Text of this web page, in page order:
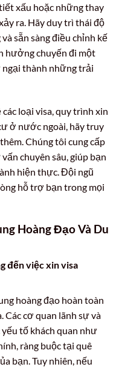
xấu hoặc những thay
ra. Hãy duy trì thái độ
sẵn sàng điều chỉnh kế
hưởng chuyến đi một
thành những trải
loại visa, quy trình xin
ở nước ngoài, hãy truy
Chúng tôi cung cấp
chuyên sâu, giúp bạn
hiện thực. Đội ngũ
hỗ trợ bạn trong mọi
Hoàng Đạo Và Du
đến việc xin visa
hoàng đạo hoàn toàn
Các cơ quan lãnh sự và
tố khách quan như
ràng buộc tại quê
bạn. Tuy nhiên, nếu